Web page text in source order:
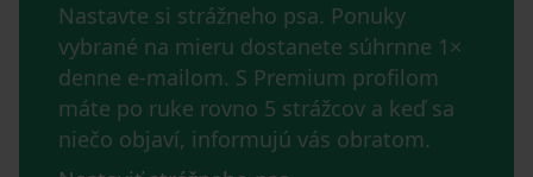
Nastavte si strážneho psa. Ponuky
vybrané na mieru dostanete súhrnne 1×
denne e-mailom. S Premium profilom
máte po ruke rovno 5 strážcov a keď sa
niečo objaví, informujú vás obratom.